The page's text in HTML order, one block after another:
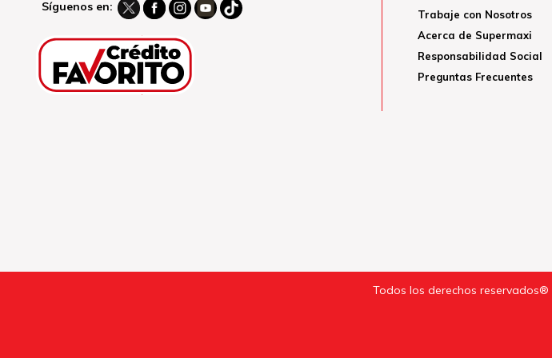
Síguenos en:
Trabaje con Nosotros
Acerca de Supermaxi
Responsabilidad Social
Preguntas Frecuentes
Todos los derechos reservados®